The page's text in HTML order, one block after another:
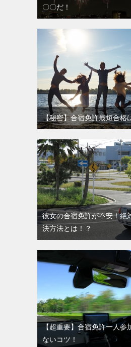
〇〇だ！
【秘密】合宿免許最短合格
彼女の合宿免許が不安！絶
決方法とは！？
【超重要】合宿免許一人
ないコツ！